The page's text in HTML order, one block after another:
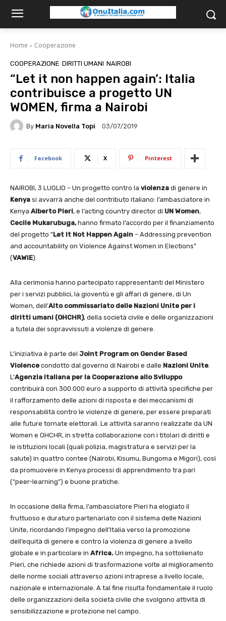
Home Cooperazione
COOPERAZIONE DIRITTI UMANI NAIROBI
“Let it non happen again’: Italia
contribuisce a progetto UN
WOMEN, firma a Nairobi
By Maria Novella Topi 03/07/2019
Facebook X Pinterest
NAIROBI, 3 LUGLIO – Un progetto contro la violenza di genere in
Kenya si avvarrà anche del contributo italiano: l’ambasciatore in
Kenya Alberto Pieri, e l’acting country director di UN Women,
Cecile Mukarubuga,hanno firmato l’accordo per il finanziamento
del progetto “Let It Not Happen Again – Addressing prevention
and accountability on Violence Against Women in Elections”
(VAWiE).
Alla cerimonia hanno partecipato rappresentanti del Ministero
per i servizi pubblici, la gioventù e gli affari di genere, di Un
Women, dell’Alto commissariato delle Nazioni Unite per i
diritti umani (OHCHR), della società civile e delle organizzazioni
a tutela dei sopravvissuti a violenze di genere.
L’iniziativa è parte del Joint Program on Gender Based
Violence condotto dal governo di Nairobi e dalle Nazioni Unite.
L’Agenzia Italiana per la Cooperazione allo Sviluppo
contribuirà con 300.000 euro a supporto di attività specifiche per
il rafforzamento delle azioni di risposta e dei meccanismi di
responsabilità contro le violenze di genere, per essere preparati
alle future tornate elettorali. Le attività saranno realizzate da UN
Women e OHCHR, in stretta collaborazione con i titolari di diritti e
le istituzioni locali (quali polizia, magistratura e servizi per la
salute) in quattro contee (Nairobi, Kisumu, Bungoma e Migori), così
da promuovere in Kenya processi di apprendimento tra pari
(“peer-learning”) e buone pratiche.
In occasione della firma, l’ambasciatore Pieri ha elogiato il
fruttuoso e duraturo partenariato con il sistema delle Nazioni
Unite, ricordando l’impegno dell’Italia verso la promozione
dell’equità di genere e contro la violenza di genere a livello
globale e in particolare in Africa. Un impegno, ha sottolienato
Pieri, che richiede azioni di trasformazione volte al miglioramento
delle norme sociali attraverso azioni intraprese a livello locale,
nazionale e internazionale. A tal fine risulta fondamentale il ruolo
delle organizzazioni della società civile che svolgono attività di
sensibilizzazione e protezione nel campo.